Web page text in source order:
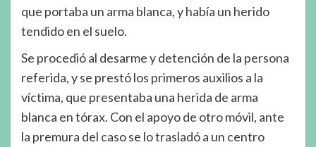
que portaba un arma blanca, y había un herido
tendido en el suelo.
Se procedió al desarme y detención de la persona
referida, y se prestó los primeros auxilios a la
víctima, que presentaba una herida de arma
blanca en tórax. Con el apoyo de otro móvil, ante
la premura del caso se lo trasladó a un centro